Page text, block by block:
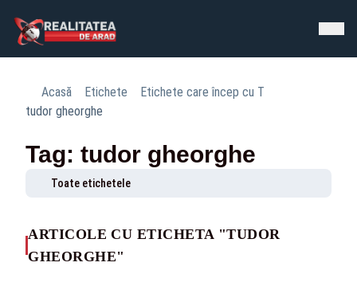
Acasă Etichete
Etichete care încep cu T
tudor gheorghe
Tag: tudor gheorghe
Toate etichetele
ARTICOLE CU ETICHETA "TUDOR
GHEORGHE"